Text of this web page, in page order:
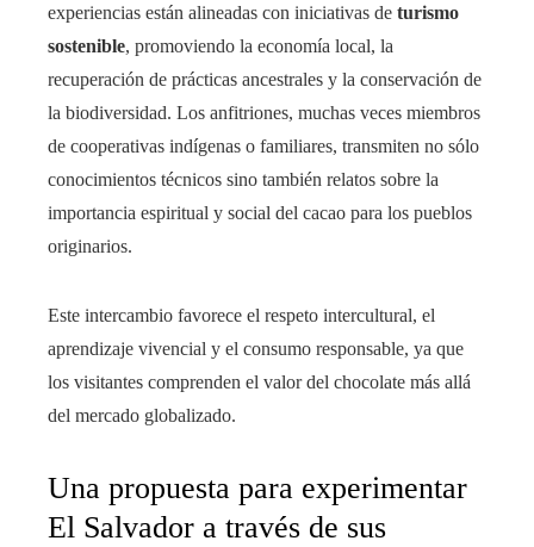
experiencias están alineadas con iniciativas de turismo
sostenible, promoviendo la economía local, la
recuperación de prácticas ancestrales y la conservación de
la biodiversidad. Los anfitriones, muchas veces miembros
de cooperativas indígenas o familiares, transmiten no sólo
conocimientos técnicos sino también relatos sobre la
importancia espiritual y social del cacao para los pueblos
originarios.
Este intercambio favorece el respeto intercultural, el
aprendizaje vivencial y el consumo responsable, ya que
los visitantes comprenden el valor del chocolate más allá
del mercado globalizado.
Una propuesta para experimentar
El Salvador a través de sus